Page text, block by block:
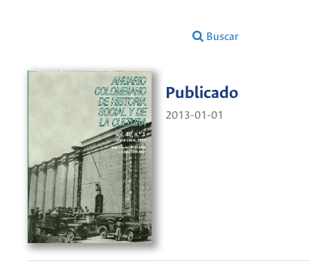
Buscar
Publicado
2013-01-01